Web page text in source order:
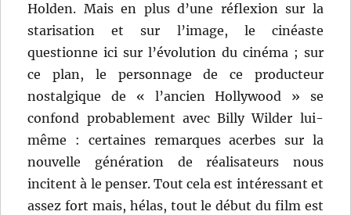
Holden. Mais en plus d’une réflexion sur la
starisation et sur l’image, le cinéaste
questionne ici sur l’évolution du cinéma ; sur
ce plan, le personnage de ce producteur
nostalgique de « l’ancien Hollywood » se
confond probablement avec Billy Wilder lui-
même : certaines remarques acerbes sur la
nouvelle génération de réalisateurs nous
incitent à le penser. Tout cela est intéressant et
assez fort mais, hélas, tout le début du film est